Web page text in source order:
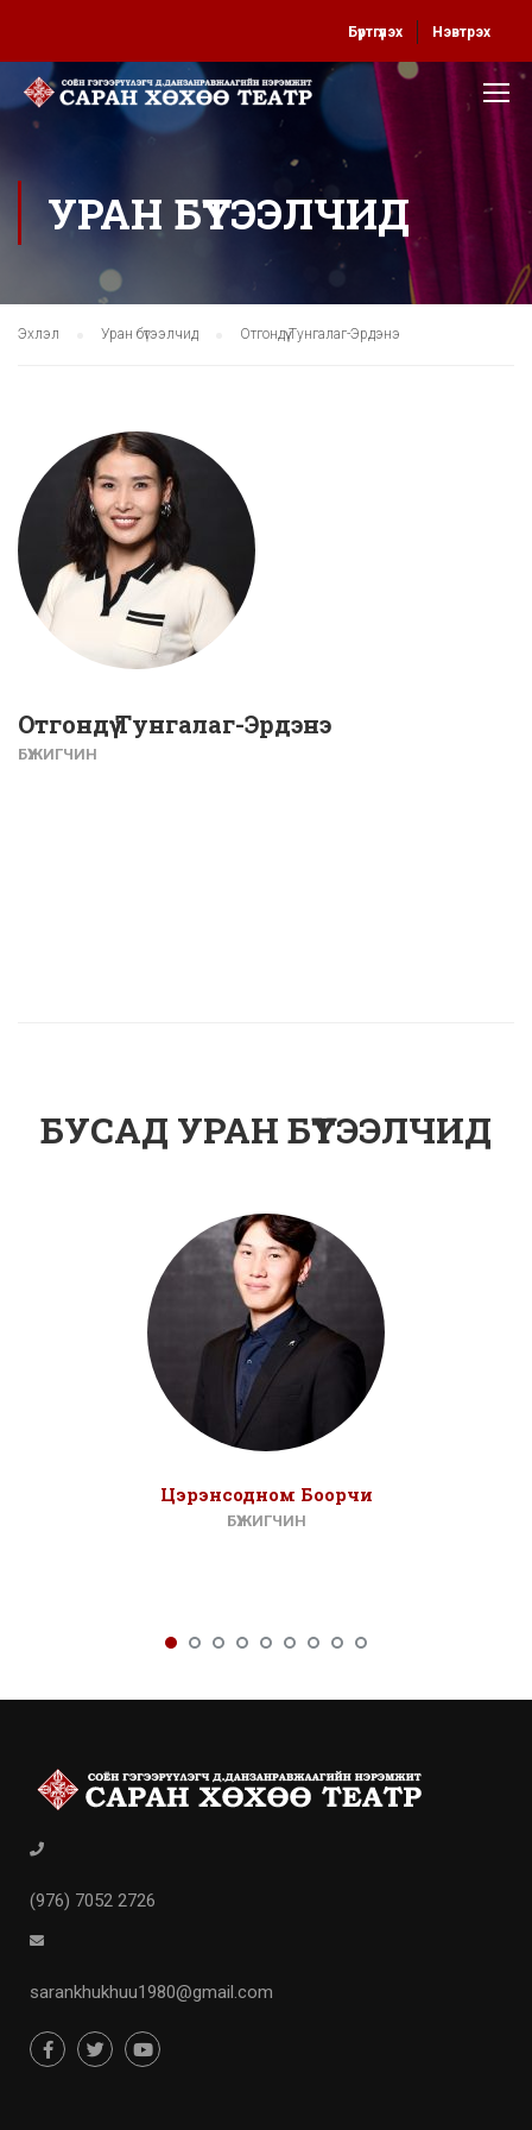
Бүртгүүлэх Нэвтрэх
УРАН БҮТЭЭЛЧИД
Эхлэл Уран бүтээлчид Отгондүү Тунгалаг-Эрдэнэ
Отгондүү Тунгалаг-Эрдэнэ
БҮЖИГЧИН
БУСАД УРАН БҮТЭЭЛЧИД
Цэрэнсодном Боорчи
БҮЖИГЧИН
(976) 7052 2726
sarankhukhuu1980@gmail.com